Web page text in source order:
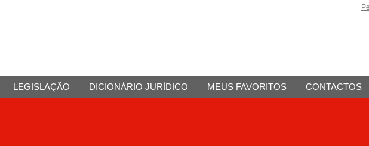
LEGISLAÇÃO DICIONÁRIO JURÍDICO MEUS FAVORITOS CONTACTOS